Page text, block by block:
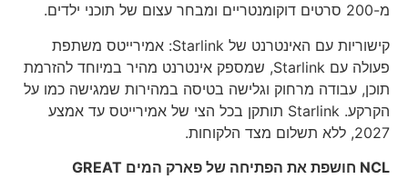
קישוריות עם האינטרנט של Starlink: אמירייטס משתפת
פעולה עם Starlink, שמספק אינטרנט מהיר במיוחד להזרמת
תוכן, עבודה מרחוק וגלישה בטיסה במהירות שמגישה כמו על
הקרקע. Starlink תותקן בכל הצי של אמירייטס עד אמצע
2027, ללא תשלום מצד הלקוחות.
NCLחושפת את הפתיחה של פארק המיםGREAT